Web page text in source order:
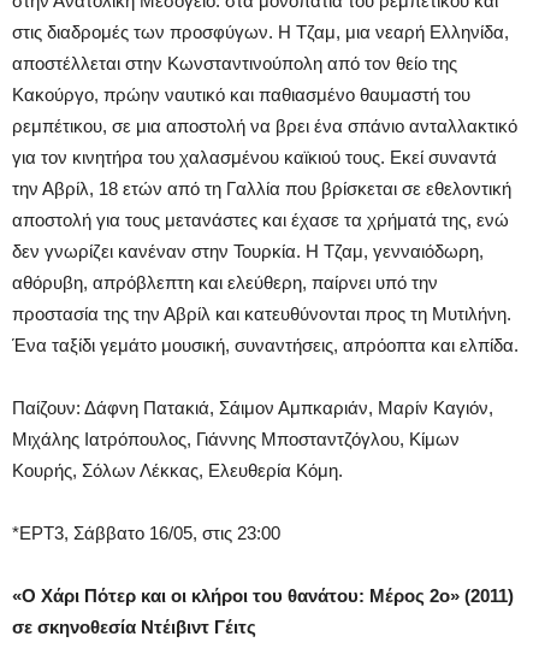
στις διαδρομές των προσφύγων. Η Τζαμ, μια νεαρή Ελληνίδα,
αποστέλλεται στην Κωνσταντινούπολη από τον θείο της
Κακούργο, πρώην ναυτικό και παθιασμένο θαυμαστή του
ρεμπέτικου, σε μια αποστολή να βρει ένα σπάνιο ανταλλακτικό
για τον κινητήρα του χαλασμένου καϊκιού τους. Εκεί συναντά
την Αβρίλ, 18 ετών από τη Γαλλία που βρίσκεται σε εθελοντική
αποστολή για τους μετανάστες και έχασε τα χρήματά της, ενώ
δεν γνωρίζει κανέναν στην Τουρκία. Η Τζαμ, γενναιόδωρη,
αθόρυβη, απρόβλεπτη και ελεύθερη, παίρνει υπό την
προστασία της την Αβρίλ και κατευθύνονται προς τη Μυτιλήνη.
Ένα ταξίδι γεμάτο μουσική, συναντήσεις, απρόοπτα και ελπίδα.
Παίζουν: Δάφνη Πατακιά, Σάιμον Αμπκαριάν, Μαρίν Καγιόν,
Μιχάλης Ιατρόπουλος, Γιάννης Μποσταντζόγλου, Κίμων
Κουρής, Σόλων Λέκκας, Ελευθερία Κόμη.
*ΕΡΤ3, Σάββατο 16/05, στις 23:00
«Ο Χάρι Πότερ και οι κλήροι του θανάτου: Μέρος 2ο» (2011)
σε σκηνοθεσία Ντέιβιντ Γέιτς